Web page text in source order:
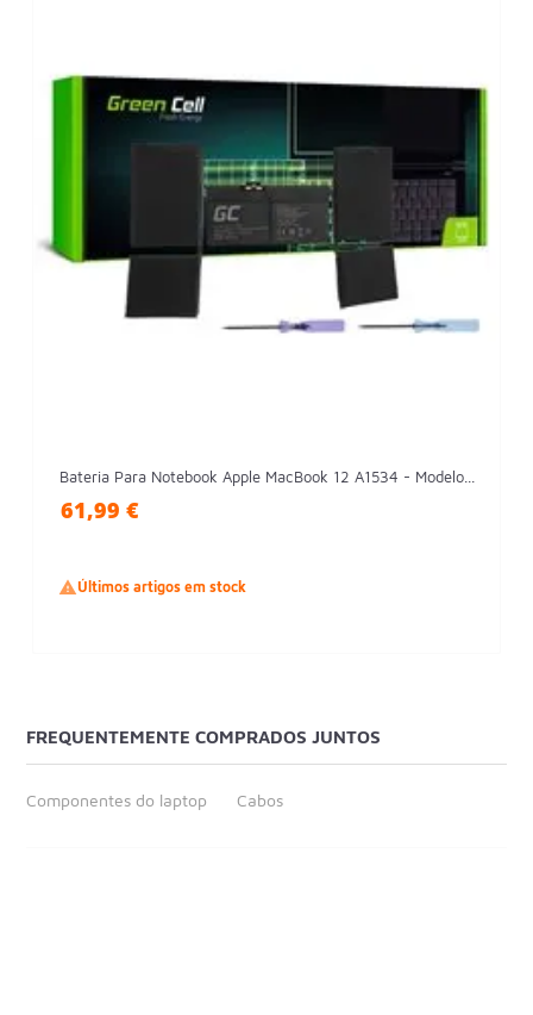
Bateria Para Notebook Apple MacBook 12 A1534 - Modelo...
61,99 €
Últimos artigos em stock
FREQUENTEMENTE COMPRADOS JUNTOS
Componentes do laptop Cabos